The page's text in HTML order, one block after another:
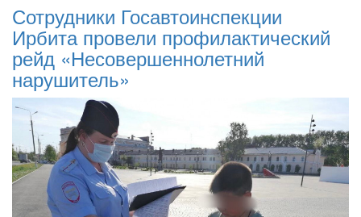
Сотрудники Госавтоинспекции
Ирбита провели профилактический
рейд «Несовершеннолетний
нарушитель»